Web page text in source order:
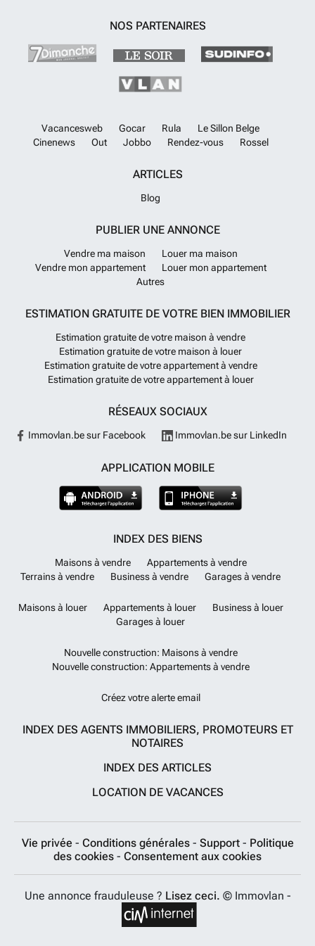
kernpunten van het vastgoed zijn de open en functionele interieurs die
naadloos aansluiten op de terrassen, met prachtig uitzicht op de zee,
de golfbaan en de bergen. Grote ramen zorgen voor veel licht in de
open eetkamer, woonkamer en keuken, terwijl glazen schuifdeuren
naadloos toegang bieden tot het terras. De oplevering van elk huis
omvat een volledig ingerichte keuken. AGP-00859
NOS PARTENAIRES
Vacancesweb Gocar Rula
Le Sillon Belge
Cinenews
Out Jobbo Rendez-vous Rossel
ARTICLES
Blog
PUBLIER UNE ANNONCE
Vendre ma maison
Louer ma maison
Vendre mon appartement
Louer mon appartement
Autres
ESTIMATION GRATUITE DE VOTRE BIEN IMMOBILIER
Estimation gratuite de votre maison à vendre
Estimation gratuite de votre maison à louer
Estimation gratuite de votre appartement à vendre
Estimation gratuite de votre appartement à louer
RÉSEAUX SOCIAUX
Immovlan.be sur Facebook Immovlan.be sur LinkedIn
APPLICATION MOBILE
INDEX DES BIENS
Maisons à vendre
Appartements à vendre
Terrains à vendre
Business à vendre Garages à vendre
Maisons à louer Appartements à louer
Business à louer
Garages à louer
Nouvelle construction: Maisons à vendre
Nouvelle construction: Appartements à vendre
Créez votre alerte email
INDEX DES AGENTS IMMOBILIERS, PROMOTEURS ET
NOTAIRES
INDEX DES ARTICLES
LOCATION DE VACANCES
Vie privée - Conditions générales - Support - Politique
des cookies - Consentement aux cookies
Une annonce frauduleuse ? Lisez ceci. © Immovlan -